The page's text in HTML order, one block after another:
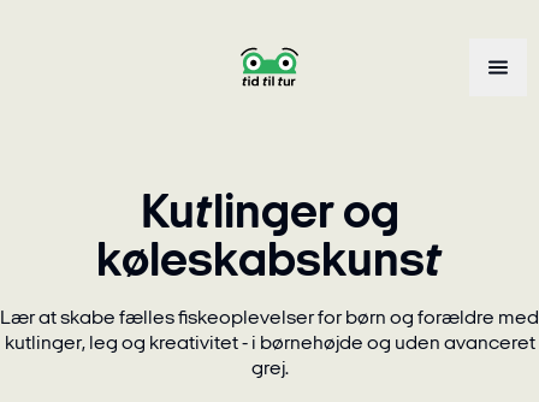
Kutlinger og
køleskabskunst
Lær at skabe fælles fiskeoplevelser for børn og forældre med
kutlinger, leg og kreativitet - i børnehøjde og uden avanceret
grej.